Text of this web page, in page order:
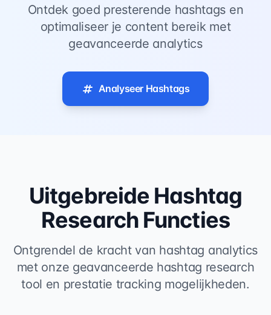
Ontdek goed presterende hashtags en
optimaliseer je content bereik met
geavanceerde analytics
Analyseer Hashtags
Uitgebreide Hashtag
Research Functies
Ontgrendel de kracht van hashtag analytics
met onze geavanceerde hashtag research
tool en prestatie tracking mogelijkheden.